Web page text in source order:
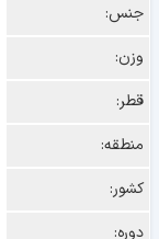
جنس:
وزن:
قطر:
منطقه:
کشور:
دوره: